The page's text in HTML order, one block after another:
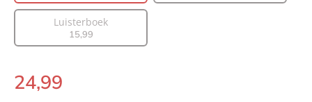
Aantal pagina's:
304
Uitgever:
Verschijningsdatum:
20-08-2024
Luisterboek
15,99
Paperback:
24,99